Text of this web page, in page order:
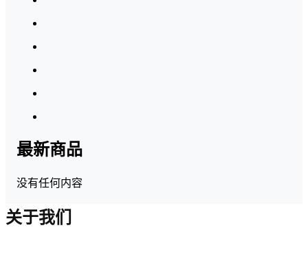
最新商品
没有任何内容
关于我们